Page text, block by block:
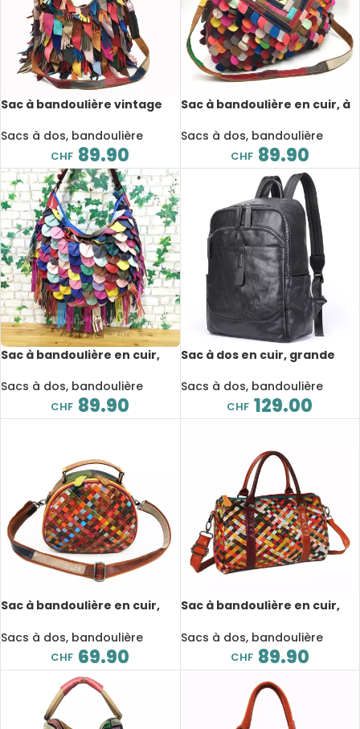
Sac à bandoulière vintage
patchwork, multicolore
Sacs à dos, bandoulière
CHF 89.90
Sac à bandoulière en cuir, à
multicolore
Sacs à dos, bandoulière
CHF 89.90
Sac à bandoulière en cuir,
multicolore
Sacs à dos, bandoulière
CHF 89.90
Sac à dos en cuir, grande
Sacs à dos, bandoulière
CHF 129.00
Sac à bandoulière en cuir,
sacoche, multicolore
Sacs à dos, bandoulière
CHF 69.90
Sac à bandoulière en cuir,
fourre-tout, multicolore
Sacs à dos, bandoulière
CHF 89.90